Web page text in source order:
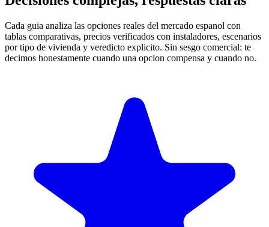
Cada guia analiza las opciones reales del mercado espanol con
tablas comparativas, precios verificados con instaladores, escenarios
por tipo de vivienda y veredicto explicito. Sin sesgo comercial: te
decimos honestamente cuando una opcion compensa y cuando no.